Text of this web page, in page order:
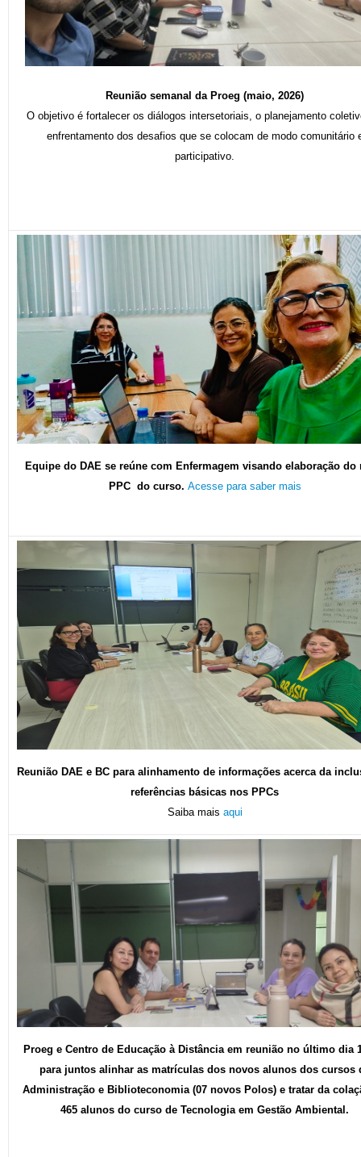
Reunião semanal da Proeg (maio, 2026)
O objetivo é fortalecer os diálogos intersetoriais, o planejamento
enfrentamento dos desafios que se colocam de modo comunitário
participativo.
Equipe do DAE se reúne com Enfermagem visando elaboração do
PPC do curso. Acesse para saber mais
Reunião DAE e BC para alinhamento de informações acerca da
referências básicas nos PPCs
Saiba mais aqui
Proeg e Centro de Educação à Distância em reunião no último dia
para juntos alinhar as matrículas dos novos alunos dos cursos
Administração e Biblioteconomia (07 novos Polos) e tratar da
465 alunos do curso de Tecnologia em Gestão Ambiental.